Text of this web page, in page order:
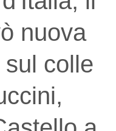
nuova
colle